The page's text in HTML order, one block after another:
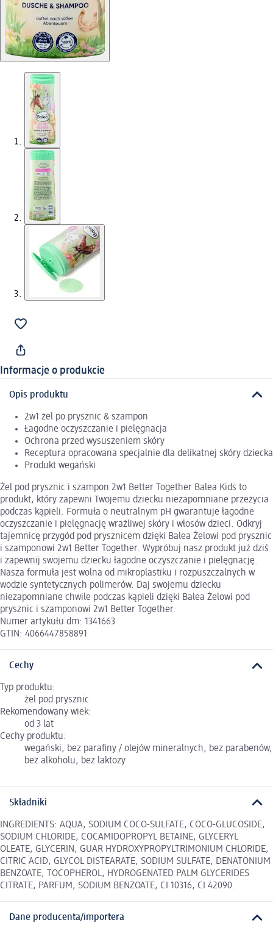
Informacje o produkcie
Opis produktu
2w1 żel po prysznic & szampon
Łagodne oczyszczanie i pielęgnacja
Ochrona przed wysuszeniem skóry
Receptura opracowana specjalnie dla delikatnej skóry dziecka
Produkt wegański
Żel pod prysznic i szampon 2w1 Better Together Balea Kids to
produkt, który zapewni Twojemu dziecku niezapomniane przeżycia
podczas kąpieli. Formuła o neutralnym pH gwarantuje łagodne
oczyszczanie i pielęgnację wrażliwej skóry i włosów dzieci. Odkryj
tajemnicę przygód pod prysznicem dzięki Balea Żelowi pod prysznic
i szamponowi 2w1 Better Together. Wypróbuj nasz produkt już dziś
i zapewnij swojemu dziecku łagodne oczyszczanie i pielęgnację.
Nasza formuła jest wolna od mikroplastiku i rozpuszczalnych w
wodzie syntetycznych polimerów. Daj swojemu dziecku
niezapomniane chwile podczas kąpieli dzięki Balea Żelowi pod
prysznic i szamponowi 2w1 Better Together.
Numer artykułu dm: 1341663
GTIN: 4066447858891
Cechy
Typ produktu:
żel pod prysznic
Rekomendowany wiek:
od 3 lat
Cechy produktu:
wegański, bez parafiny / olejów mineralnych, bez parabenów,
bez alkoholu, bez laktozy
Składniki
INGREDIENTS: AQUA, SODIUM COCO-SULFATE, COCO-GLUCOSIDE,
SODIUM CHLORIDE, COCAMIDOPROPYL BETAINE, GLYCERYL
OLEATE, GLYCERIN, GUAR HYDROXYPROPYLTRIMONIUM CHLORIDE,
CITRIC ACID, GLYCOL DISTEARATE, SODIUM SULFATE, DENATONIUM
BENZOATE, TOCOPHEROL, HYDROGENATED PALM GLYCERIDES
CITRATE, PARFUM, SODIUM BENZOATE, CI 10316, CI 42090.
Dane producenta/importera